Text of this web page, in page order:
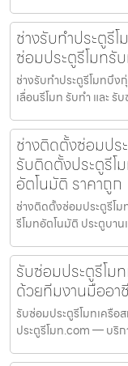
ช่างรับทำประตูรี
ซ่อมประตูรีโมทรั
ช่างรับทำประตูรีโมทบึง
เลื่อนรีโมท รับทำ และ
ช่างติดตั้งซ่อมป
รับติดตั้งประตูรีโ
อัตโนมัติ ราคาถูก
ช่างติดตั้งซ่อมประตูรีโ
รีโมทอัตโนมัติ ประตูบาน
รับซ่อมประตูรีโม
ด้วยทีมงานมืออา
รับซ่อมประตูรีโมทเครื
ประตูรีโมท.com — บริ